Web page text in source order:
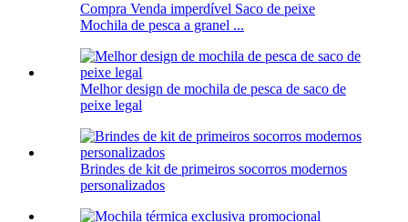
Compra Venda imperdível Saco de peixe
Mochila de pesca a granel ...
Melhor design de mochila de pesca de saco de
peixe legal
Brindes de kit de primeiros socorros modernos
personalizados